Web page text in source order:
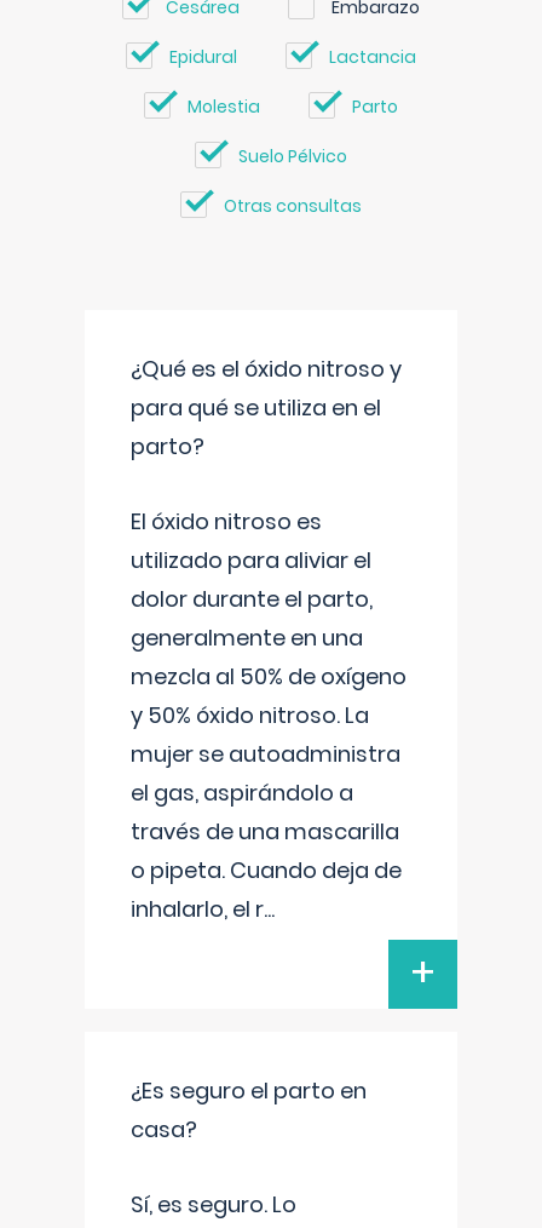
Cesárea Embarazo
Epidural Lactancia
Molestia Parto
Suelo Pélvico
Otras consultas
¿Qué es el óxido nitroso y
para qué se utiliza en el
parto?
El óxido nitroso es
utilizado para aliviar el
dolor durante el parto,
generalmente en una
mezcla al 50% de oxígeno
y 50% óxido nitroso. La
mujer se autoadministra
el gas, aspirándolo a
través de una mascarilla
o pipeta. Cuando deja de
inhalarlo, el r...
+
¿Es seguro el parto en
casa?
Sí, es seguro. Lo